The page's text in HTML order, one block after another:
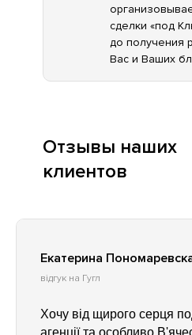
сделки «под
до получения
Вас и Ваших
Отзывы наших
клиентов
Екатерина
відгук на Гугл
Хочу від щирого серця
агенції та особливо